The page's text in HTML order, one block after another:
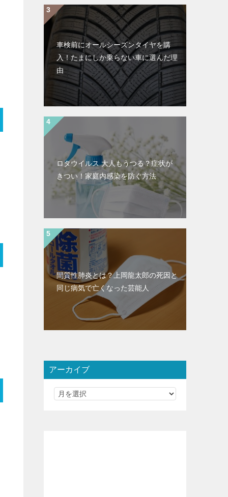
車検前にオールシーズンタイヤを購
入！たまにしか乗らない車に選んだ理
由
ロタウイルス 大人もうつる？症状が
きつい！家庭内感染を防ぐ方法
間質性肺炎とは？上岡龍太郎の死因と
同じ病気で亡くなった芸能人
アーカイブ